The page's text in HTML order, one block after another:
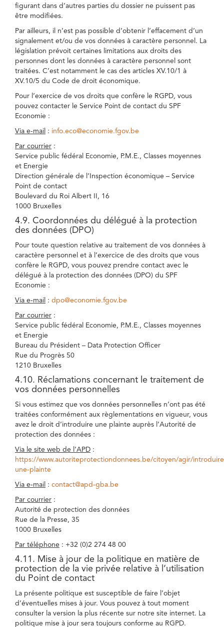
figurant dans d’autres parties du dossier ne puissent pas
être modifiées.
Par ailleurs, il n’est pas possible d’obtenir l’effacement d’un
signalement et/ou de vos données à caractère personnel. La
législation prévoit certaines limitations aux droits des
personnes dont les données à caractère personnel sont
traitées. C’est notamment le cas des articles XV.10/1 à
XV.10/5 du Code de droit économique.
Pour l’exercice de vos droits que confère le RGPD, vous
pouvez contacter le Service Point de contact du SPF
Economie :
Via e-mail : info.eco@economie.fgov.be
Par courrier :
Service public fédéral Economie, P.M.E., Classes moyennes
et Energie
Direction générale de l’Inspection économique – Service
Point de contact
Boulevard du Roi Albert II, 16
1000 Bruxelles
4.9. Coordonnées du délégué à la protection
des données (DPO)
Pour toute question relative au traitement de vos données à
caractère personnel et à l’exercice de des droits que vous
confère le RGPD, vous pouvez prendre contact avec le
délégué à la protection des données (DPO) du SPF
Economie :
Via e-mail : dpo@economie.fgov.be
Par courrier :
Service public fédéral Economie, P.M.E., Classes moyennes
et Energie
Bureau du Président – Data Protection Officer
Rue du Progrès 50
1210 Bruxelles
4.10. Réclamations concernant le traitement de
vos données personnelles
Si vous estimez que vos données personnelles n’ont pas été
traitées conformément aux règlementations en vigueur, vous
avez le droit d’introduire une plainte auprès l’Autorité de
protection des données :
Via le site web de l’APD :
https://www.autoriteprotectiondonnees.be/citoyen/agir/
une-plainte
Via e-mail : contact@apd-gba.be
Par courrier :
Autorité de protection des données
Rue de la Presse, 35
1000 Bruxelles
Par téléphone : +32 (0)2 274 48 00
4.11. Mise à jour de la politique en matière de
protection de la vie privée relative à l’utilisation
du Point de contact
La présente politique est susceptible de faire l’objet
d’éventuelles mises à jour. Vous pouvez à tout moment
consulter la version la plus récente sur notre site internet. La
politique mise à jour sera toujours conforme au RGPD.